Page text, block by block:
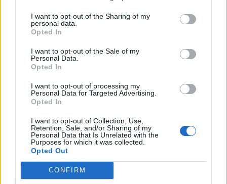
I want to opt-out of the Sharing of my
personal data.
Opted In
I want to opt-out of the Sale of my
Personal Data.
Opted In
I want to opt-out of processing my
Personal Data for Targeted Advertising.
Opted In
I want to opt-out of Collection, Use,
Retention, Sale, and/or Sharing of my
Personal Data that Is Unrelated with the
Purposes for which it was collected.
Opted Out
CONFIRM
Με χρηματοδότηση του ΕΟΠΥΥ η
συνέχιση του «ΠΡΟΛΑΜΒΑΝΩ» από
Σεπτέμβριο
Συνεχίζονται μέσω του Τακτικού Προϋπολογισμού οι
δωρεάν προληπτικές εξετάσεις και η φαρμακευτική
κάλυψη για την παχυσαρκία στο πλαίσιο του